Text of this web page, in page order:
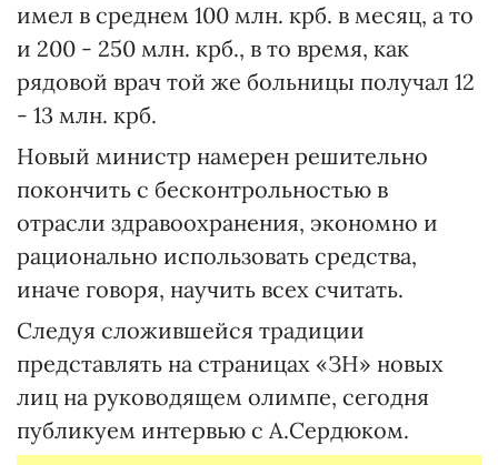
имел в среднем 100 млн. крб. в месяц, а то
и 200 - 250 млн. крб., в то время, как
рядовой врач той же больницы получал 12
- 13 млн. крб.
Новый министр намерен решительно
покончить с бесконтрольностью в
отрасли здравоохранения, экономно и
рационально использовать средства,
иначе говоря, научить всех считать.
Следуя сложившейся традиции
представлять на страницах «ЗН» новых
лиц на руководящем олимпе, сегодня
публикуем интервью с А.Сердюком.